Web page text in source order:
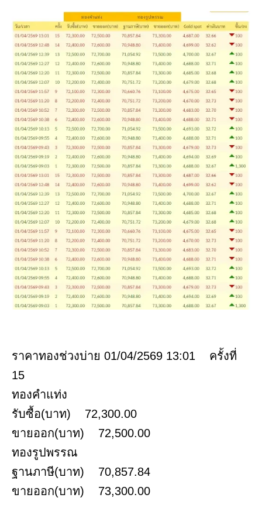
ราคาทองช่วงบ่าย 01/04/2569 13:01 ครั้งที่
15
ทองคำแท่ง
รับซื้อ(บาท) 72,300.00
ขายออก(บาท) 72,500.00
ทองรูปพรรณ
ฐานภาษี(บาท) 70,857.84
ขายออก(บาท) 73,300.00